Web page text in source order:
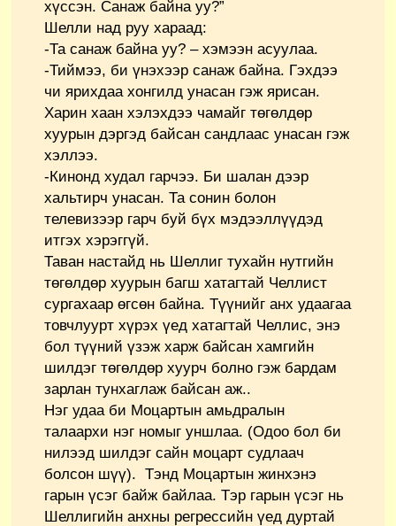
хүссэн. Санаж байна уу?”
Шелли над руу хараад:
-Та санаж байна уу? – хэмээн асуулаа.
-Тиймээ, би үнэхээр санаж байна. Гэхдээ
чи ярихдаа хонгилд унасан гэж ярисан.
Харин хаан хэлэхдээ чамайг төгөлдөр
хуурын дэргэд байсан сандлаас унасан гэж
хэллээ.
-Кинонд худал гарчээ. Би шалан дээр
хальтирч унасан. Та сонин болон
телевизээр гарч буй бүх мэдээллүүдэд
итгэх хэрэггүй.
Таван настайд нь Шеллиг тухайн нутгийн
төгөлдөр хуурын багш хатагтай Челлист
сургахаар өгсөн байна. Түүнийг анх удаагаа
товчлуурт хүрэх үед хатагтай Челлис, энэ
бол түүний үзэж харж байсан хамгийн
шилдэг төгөлдөр хуурч болно гэж бардам
зарлан тунхаглаж байсан аж..
Нэг удаа би Моцартын амьдралын
талаархи нэг номыг уншлаа. (Одоо бол би
нилээд шилдэг сайн моцарт судлаач
болсон шүү). Тэнд Моцартын жинхэнэ
гарын үсэг байж байлаа. Тэр гарын үсэг нь
Шеллигийн анхны регрессийн үед дуртай